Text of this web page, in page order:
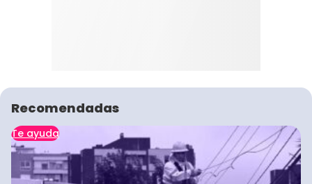
Recomendadas
Te ayuda